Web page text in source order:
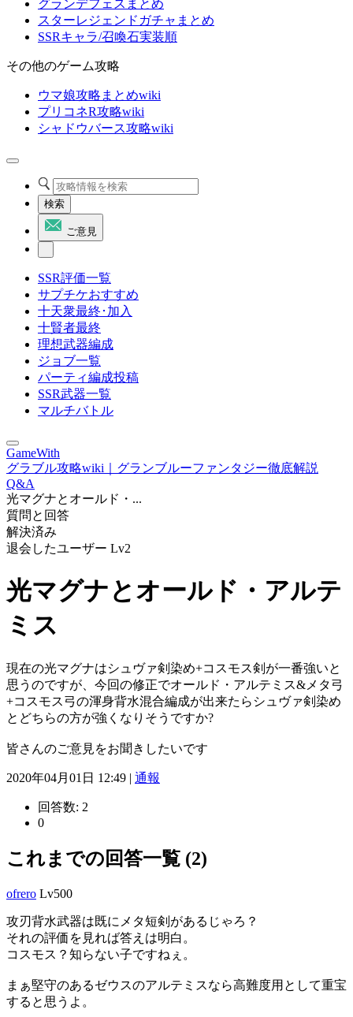
グランデフェスまとめ
スターレジェンドガチャまとめ
SSRキャラ/召喚石実装順
その他のゲーム攻略
ウマ娘攻略まとめwiki
プリコネR攻略wiki
シャドウバース攻略wiki
検索
ご意見
SSR評価一覧
サプチケおすすめ
十天衆最終･加入
十賢者最終
理想武器編成
ジョブ一覧
パーティ編成投稿
SSR武器一覧
マルチバトル
GameWith
グラブル攻略wiki｜グランブルーファンタジー徹底解説
Q&A
光マグナとオールド・...
質問と回答
解決済み
退会したユーザー Lv2
光マグナとオールド・アルテ
ミス
現在の光マグナはシュヴァ剣染め+コスモス剣が一番強いと
思うのですが、今回の修正でオールド・アルテミス&メタ弓
+コスモス弓の渾身背水混合編成が出来たらシュヴァ剣染め
とどちらの方が強くなりそうですか?
皆さんのご意見をお聞きしたいです
2020年04月01日 12:49 | 通報
回答数: 2
0
これまでの回答一覧 (2)
ofrero Lv500
攻刃背水武器は既にメタ短剣があるじゃろ？
それの評価を見れば答えは明白。
コスモス？知らない子ですねぇ。
まぁ堅守のあるゼウスのアルテミスなら高難度用として重宝
すると思うよ。